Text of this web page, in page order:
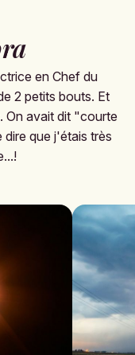
en Chef du
2 petits bouts. Et
On avait dit "courte
que j'étais très